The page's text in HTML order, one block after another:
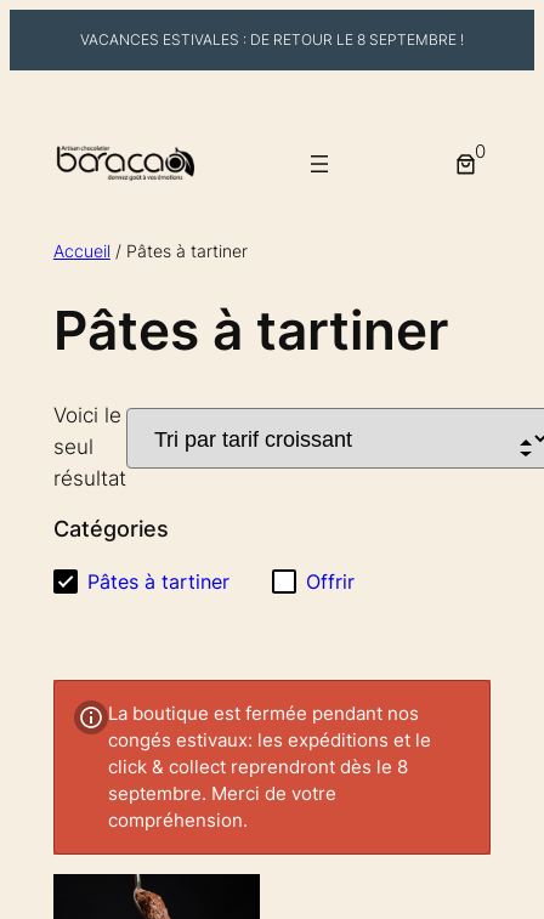
VACANCES ESTIVALES : DE RETOUR LE 8 SEPTEMBRE !
contenu
0
Accueil / Pâtes à tartiner
Pâtes à tartiner
Voici le
seul
résultat
Catégories
Pâtes à tartiner Offrir
La boutique est fermée pendant nos
congés estivaux: les expéditions et le
click & collect reprendront dès le 8
septembre. Merci de votre
compréhension.